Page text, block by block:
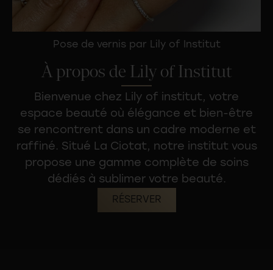
À propos de Lily of Institut
Bienvenue chez Lily of institut, votre
espace beauté où élégance et bien-être
se rencontrent dans un cadre moderne et
raffiné. Situé La Ciotat, notre institut vous
propose une gamme complète de soins
dédiés à sublimer votre beauté.
RÉSERVER
Pose de vernis par Lily of Institut